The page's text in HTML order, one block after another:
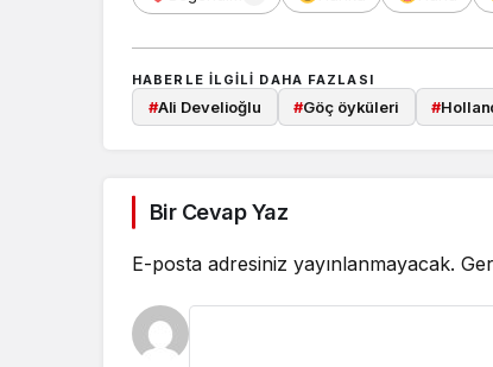
HABERLE ILGILI DAHA FAZLASI
#Ali Develioğlu #Göç öyküleri #
Bir Cevap Yaz
E-posta adresiniz yayınlanmayacak.